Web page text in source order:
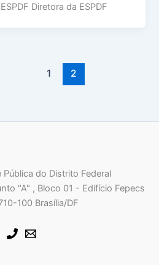
Diretora da ESPDF
1 2
Pública do Distrito Federal
"A" , Bloco 01 - Edifício Fepecs
100 Brasília/DF